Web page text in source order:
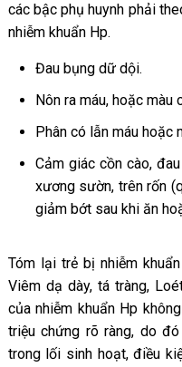
các bậc phụ huynh phải
nhiễm khuẩn Hp.
Đau bụng dữ dội.
Nôn ra máu, hoặc màu
Phân có lẫn máu hoặc
Cảm giác cồn cào,
xương sườn, trên rốn
giảm bớt sau khi ăn
Tóm lại trẻ bị nhiễm
Viêm dạ dày, tá tràng,
của nhiễm khuẩn Hp
triệu chứng rõ ràng, do
trong lối sinh hoạt, điều